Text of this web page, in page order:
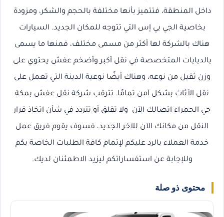
داخل المنطقة، فتتميز بأنها مختلفة بالحجم والشكر، ومزودة
بخاصية الجي بي إس التي تتوجه للمكان الجديد. السيارات
هناك بالشركة لها أكثر من مسمى مختلف، فمنها ما يسمى
بالدبابات المتخصصة في نقل أكبر وأضخم عفش يحتوي على
وزن ثقيل من نوعه، وهناك أيضًا نوعية الدينة التي تعمل على
نقل الأثاث بشكل آمن تمامًا. تترقب شركة نقل عفش بمكة
حي الحمراء اتصالك الآن ولا تقلق أو تتردد في شأن اتخاذ قرار
النقل من مكانك الآن للآخر الجديد، فسوف يقوم فريق عمل
خدمة العملاء بالرد عليكم لإتمام كافة الطلبات الخاصة بكم
وللإجابة عن استفساراتكم ليزيد الاطمئنان لديك.
محتوى ذو صلة